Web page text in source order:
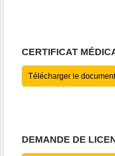
CERTIFICAT
Télécharger le
DEMANDE DE